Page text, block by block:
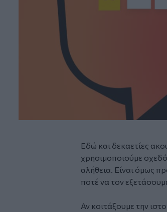
Εδώ και δεκαετίες
χρησιμοποιούμε
αλήθεια. Είναι όμως
ποτέ να τον
Αν κοιτάξουμε την